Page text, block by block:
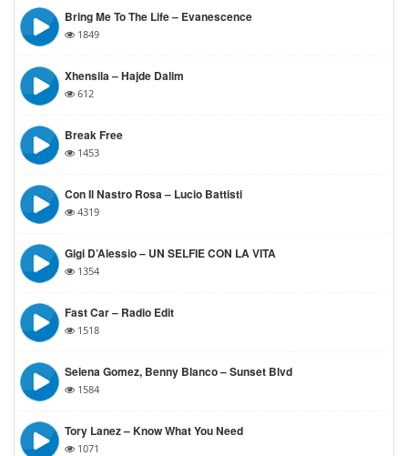
Bring Me To The Life – Evanescence
1849
Xhensila – Hajde Dalim
612
Break Free
1453
Con Il Nastro Rosa – Lucio Battisti
4319
Gigi D’Alessio – UN SELFIE CON LA VITA
1354
Fast Car – Radio Edit
1518
Selena Gomez, Benny Blanco – Sunset Blvd
1584
Tory Lanez – Know What You Need
1071